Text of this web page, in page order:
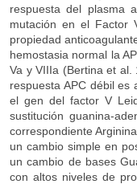
respuesta del plasma
mutación en el Factor
propiedad
hemostasia normal la
Va y VIIIa (Bertina et
respuesta APC débil es
el gen del factor V
sustitución guanina-
correspondiente
un cambio simple en
un cambio de bases
con altos niveles de